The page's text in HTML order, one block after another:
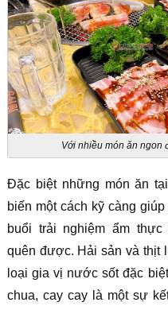
Với nhiều món ăn ngon
Đặc biệt những món ăn
biến một cách kỹ càng
buổi trải nghiệm ẩm thực
quên được. Hải sản và thịt
loại gia vị nước sốt đặc
chua, cay cay là một sự